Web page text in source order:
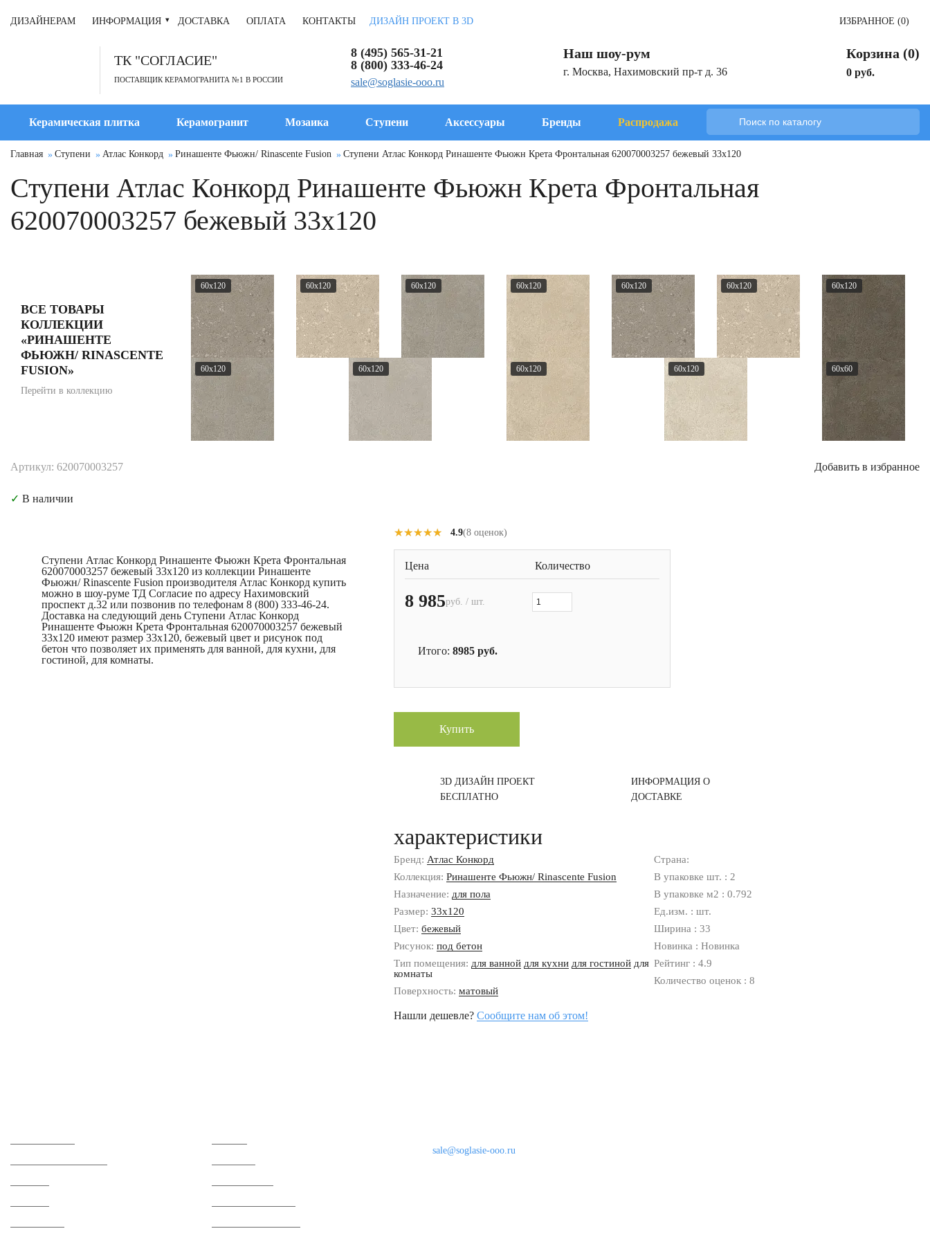
ДИЗАЙНЕРАМ ИНФОРМАЦИЯ ДОСТАВКА ОПЛАТА КОНТАКТЫ ДИЗАЙН ПРОЕКТ В 3D ИЗБРАННОЕ (0)
ТК "СОГЛАСИЕ"
ПОСТАВЩИК КЕРАМОГРАНИТА №1 В РОССИИ
8 (495) 565-31-21
8 (800) 333-46-24
sale@soglasie-ooo.ru
Наш шоу-рум
г. Москва, Нахимовский пр-т д. 36
Корзина (0)
0 руб.
Керамическая плитка Керамогранит Мозаика Ступени Аксессуары Бренды Распродажа
Главная Ступени Атлас Конкорд Ринашенте Фьюжн/ Rinascente Fusion Ступени Атлас Конкорд Ринашенте Фьюжн Крета Фронтальная 620070003257 бежевый 33x120
Ступени Атлас Конкорд Ринашенте Фьюжн Крета Фронтальная
620070003257 бежевый 33x120
ВСЕ ТОВАРЫ
КОЛЛЕКЦИИ
«РИНАШЕНТЕ
ФЬЮЖН/ RINASCENTE
FUSION»
Перейти в коллекцию
60x120 60x120 60x120 60x120 60x120 60x120 60x120
60x120 60x120 60x120 60x120 60x60
Артикул: 620070003257 Добавить в избранное
✓ В наличии
Ступени Атлас Конкорд Ринашенте Фьюжн Крета Фронтальная
620070003257 бежевый 33x120 из коллекции Ринашенте
Фьюжн/ Rinascente Fusion производителя Атлас Конкорд купить
можно в шоу-руме ТД Согласие по адресу Нахимовский
проспект д.32 или позвонив по телефонам 8 (800) 333-46-24.
Доставка на следующий день Ступени Атлас Конкорд
Ринашенте Фьюжн Крета Фронтальная 620070003257 бежевый
33x120 имеют размер 33x120, бежевый цвет и рисунок под
бетон что позволяет их применять для ванной, для кухни, для
гостиной, для комнаты.
★★★★★
★★★★★ 4.9(8 оценок)
Цена Количество
8 985руб. / шт.
Итого: 8985 руб.
Купить
3D ДИЗАЙН ПРОЕКТ
БЕСПЛАТНО
ИНФОРМАЦИЯ О
ДОСТАВКЕ
характеристики
Бренд: Атлас Конкорд
Коллекция: Ринашенте Фьюжн/ Rinascente Fusion
Назначение: для пола
Размер: 33x120
Цвет: бежевый
Рисунок: под бетон
Тип помещения: для ванной для кухни для гостиной для
комнаты
Поверхность: матовый
Страна:
В упаковке шт. : 2
В упаковке м2 : 0.792
Ед.изм. : шт.
Ширина : 33
Новинка : Новинка
Рейтинг : 4.9
Количество оценок : 8
Нашли дешевле? Сообщите нам об этом!
sale@soglasie-ooo.ru